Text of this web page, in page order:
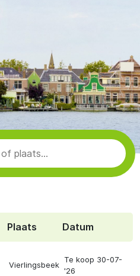
Plaats Datum
Vierlingsbeek
Te koop 30-07-
'26